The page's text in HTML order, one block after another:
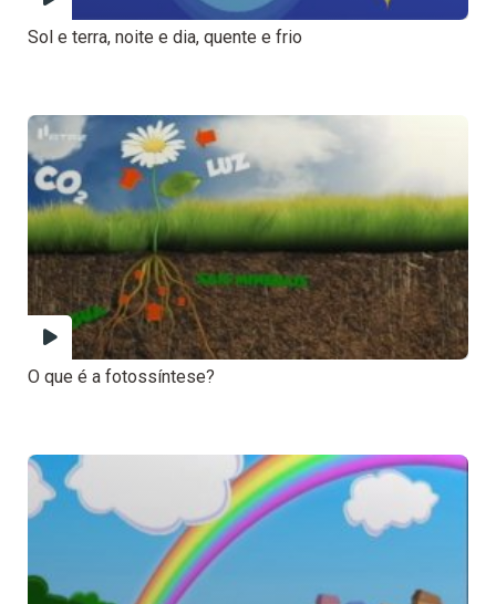
Sol e terra, noite e dia, quente e frio
O que é a fotossíntese?